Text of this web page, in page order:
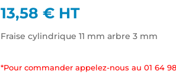
13,58€ HT
Fraise cylindrique 11 mm arbre 3 mm
*Pour commander appelez-nous au 01 64